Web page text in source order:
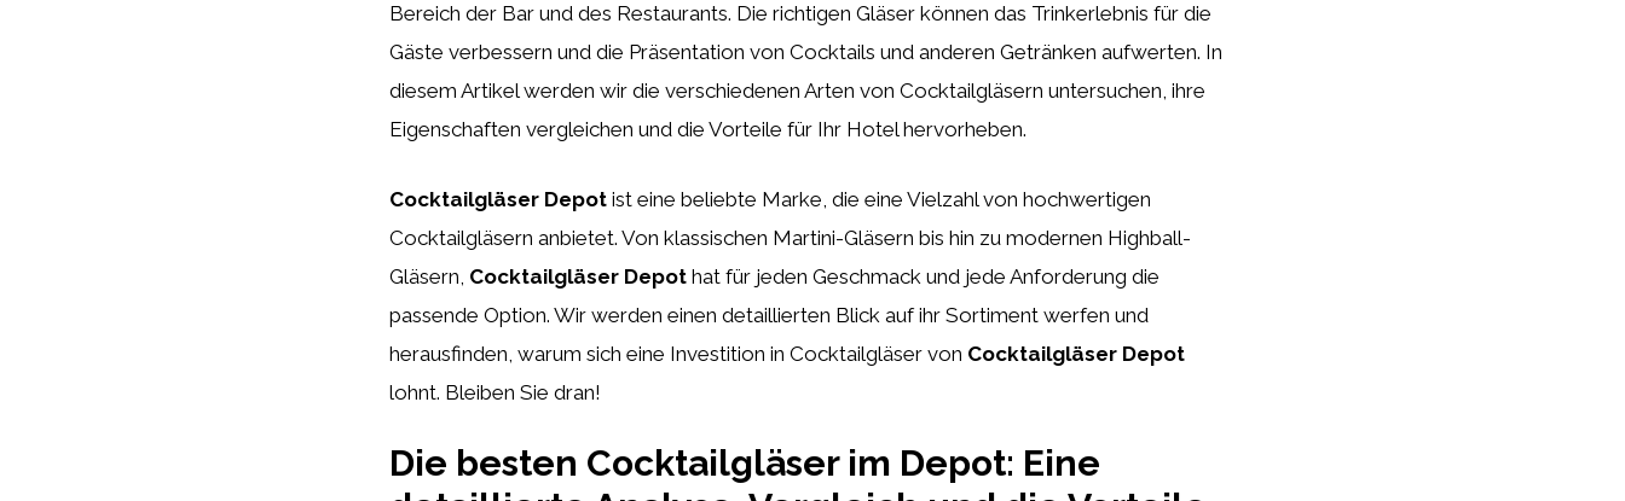
Bereich der Bar und des Restaurants. Die richtigen Gläser können das Trinkerlebnis für die
Gäste verbessern und die Präsentation von Cocktails und anderen Getränken aufwerten. In
diesem Artikel werden wir die verschiedenen Arten von Cocktailgläsern untersuchen, ihre
Eigenschaften vergleichen und die Vorteile für Ihr Hotel hervorheben.
Cocktailgläser Depot ist eine beliebte Marke, die eine Vielzahl von hochwertigen
Cocktailgläsern anbietet. Von klassischen Martini-Gläsern bis hin zu modernen Highball-
Gläsern, Cocktailgläser Depot hat für jeden Geschmack und jede Anforderung die
passende Option. Wir werden einen detaillierten Blick auf ihr Sortiment werfen und
herausfinden, warum sich eine Investition in Cocktailgläser von Cocktailgläser Depot
lohnt. Bleiben Sie dran!
Die besten Cocktailgläser im Depot: Eine